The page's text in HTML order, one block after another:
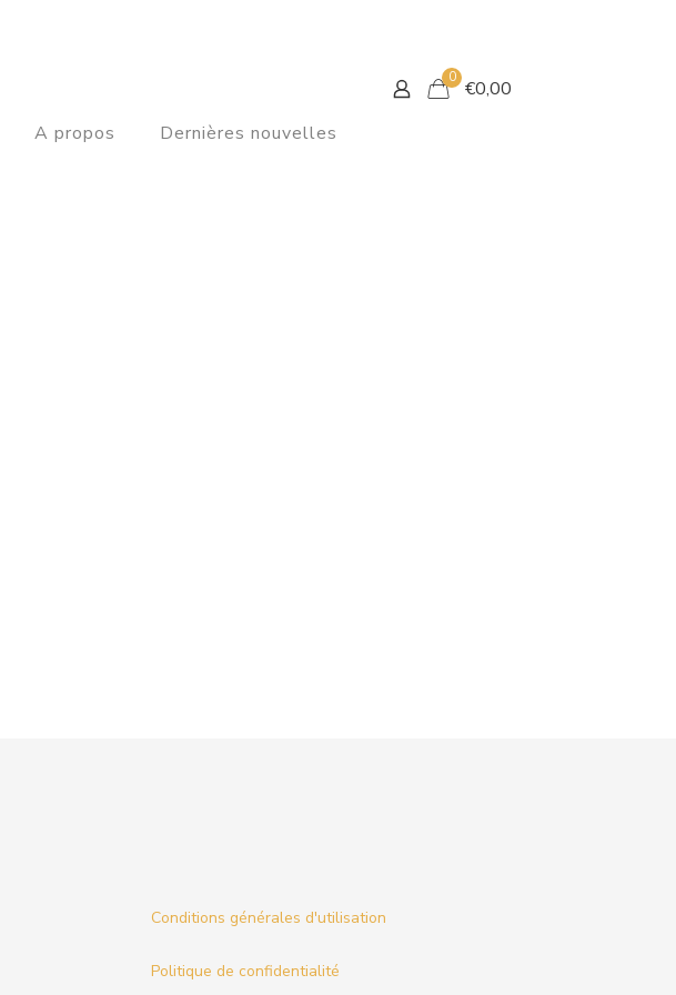
A propos Dernières nouvelles
0 €0,00
Conditions générales d'utilisation
Politique de confidentialité